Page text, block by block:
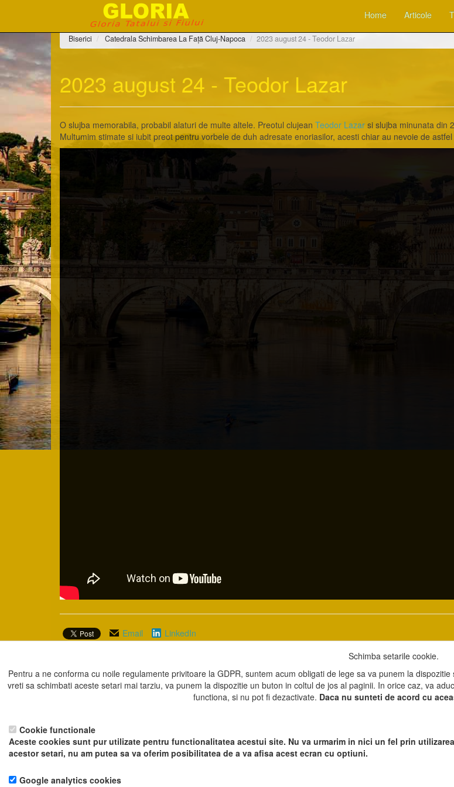
Home Articole
Biserici Catedrala Schimbarea La Față Cluj-Napoca 2023 august 24 - Teodor Lazar
2023 august 24 - Teodor Lazar
O slujba memorabila, probabil alaturi de multe altele. Preotul clujean Teodor Lazar si slujba minunata din
Multumim stimate si iubit preot pentru vorbele de duh adresate enoriasilor, acesti chiar au nevoie de
Email LinkedIn
Prezent in categoriile: Catedrala Schimbarea La Față Cluj-Napoca
Schimba setarile cookie.
Pentru a ne conforma cu noile regulamente privitoare la GDPR, suntem acum obligati de lege sa va punem la
vreti sa schimbati aceste setari mai tarziu, va punem la dispozitie un buton in coltul de jos al paginii. In orice caz, va
functiona, si nu pot fi dezactivate. Daca nu sunteti de acord cu
Cookie functionale
Aceste cookies sunt pur utilizate pentru functionalitatea acestui site. Nu va urmarim in nici un fel prin
acestor setari, nu am putea sa va oferim posibilitatea de a va afisa acest ecran cu optiuni.
Google analytics cookies